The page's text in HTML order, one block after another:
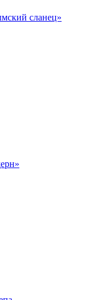
сланец»